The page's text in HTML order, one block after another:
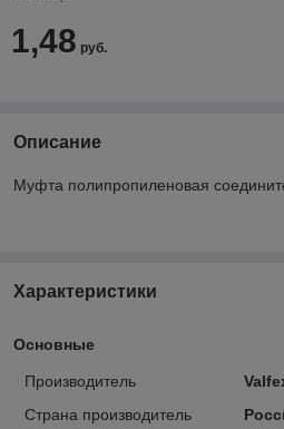
1,48 руб.
Описание
Муфта полипропиленовая
Характеристики
Основные
Производитель
Страна производитель